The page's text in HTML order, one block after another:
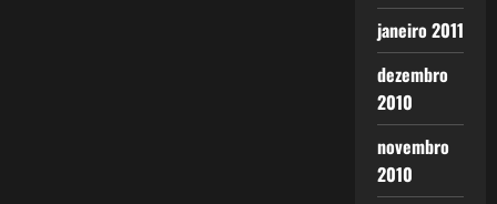
janeiro 2011
dezembro
2010
novembro
2010